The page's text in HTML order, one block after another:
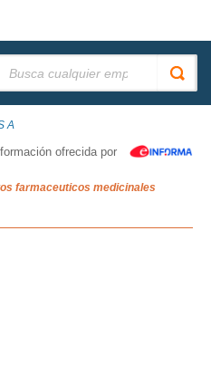
A
ofrecida por
farmaceuticos medicinales